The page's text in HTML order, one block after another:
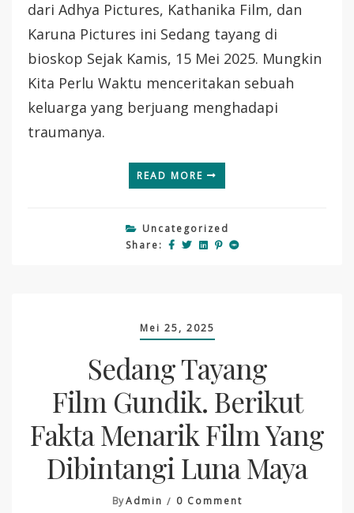
dari Adhya Pictures, Kathanika Film, dan
Karuna Pictures ini Sedang tayang di
bioskop Sejak Kamis, 15 Mei 2025. Mungkin
Kita Perlu Waktu menceritakan sebuah
keluarga yang berjuang menghadapi
traumanya.
READ MORE
Uncategorized
Share:
Mei 25, 2025
Sedang Tayang
Film Gundik. Berikut
Fakta Menarik Film Yang
Dibintangi Luna Maya
ByAdmin 0 CommentOn